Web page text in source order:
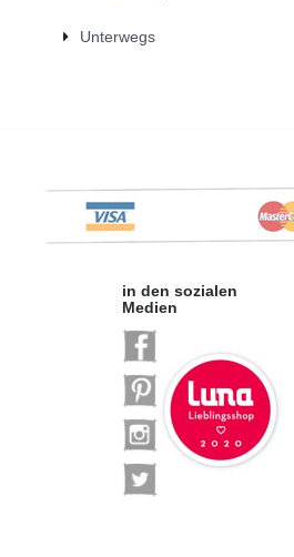
Unterwegs
in den sozialen
Medien